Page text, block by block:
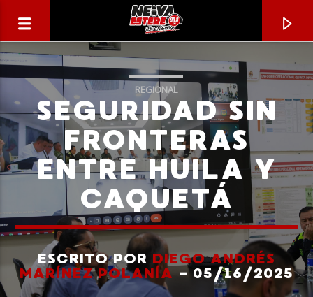
CANCIÓN ACTUAL
TÍTULO
REGIONAL
SEGURIDAD SIN
FRONTERAS
ENTRE HUILA Y
CAQUETÁ
ESCRITO POR DIEGO ANDRÉS
MARÍNEZ POLANÍA- 05/16/2025